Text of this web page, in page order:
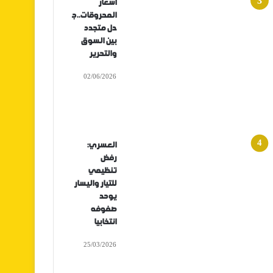
أسعار
المحروقات..ج
دل متجدد
بين السوق
والتحرير
02/06/2026
العسري:
رفض
تنظيمي
للتيار واليسار
يوحد
صفوفه
انتخابيا
25/03/2026